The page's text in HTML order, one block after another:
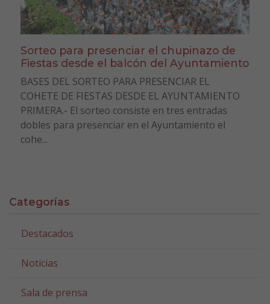
Sorteo para presenciar el chupinazo de
Fiestas desde el balcón del Ayuntamiento
BASES DEL SORTEO PARA PRESENCIAR EL
COHETE DE FIESTAS DESDE EL AYUNTAMIENTO
PRIMERA.- El sorteo consiste en tres entradas
dobles para presenciar en el Ayuntamiento el
cohe...
Categorías
Destacados
Noticias
Sala de prensa